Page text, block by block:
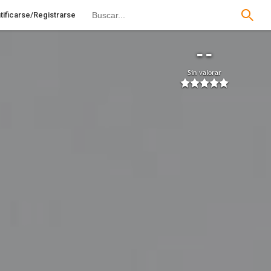
Registrarse
--
Sin valorar